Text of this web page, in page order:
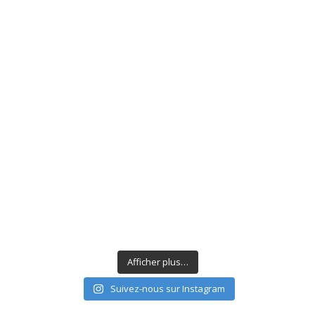
Afficher plus…
Suivez-nous sur Instagram